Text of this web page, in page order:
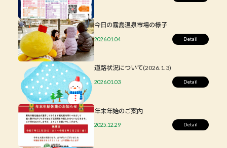
今日の霧島温泉市場の様子
2026.01.04
道路状況について(2026.1.3)
2026.01.03
年末年始のご案内
2025.12.29